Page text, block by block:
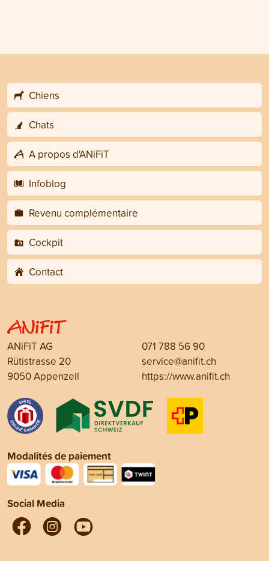
Chiens
Chats
A propos d'ANiFiT
Infoblog
Revenu complémentaire
Cockpit
Contact
ANiFiT AG
Rütistrasse 20
9050 Appenzell
071 788 56 90
service@anifit.ch
https://www.anifit.ch
Modalités de paiement
Social Media